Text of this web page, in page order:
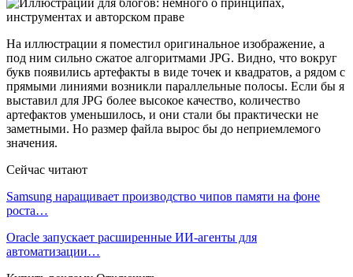
На иллюстрации я поместил оригинальное изображение, а
под ним сильно сжатое алгоритмами JPG. Видно, что вокруг
букв появились артефакты в виде точек и квадратов, а рядом с
прямыми линиями возникли параллельные полосы. Если бы я
выставил для JPG более высокое качество, количество
артефактов уменьшилось, и они стали бы практически не
заметными. Но размер файла вырос бы до неприемлемого
значения.
Сейчас читают
Samsung наращивает производство чипов памяти на фоне
роста…
Oracle запускает расширенные ИИ‑агенты для
автоматизации…